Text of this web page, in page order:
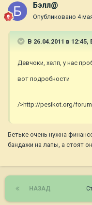
Бэлл@
Опубликовано 4
В 26.04.2011 в 12:45,
Девчоки, хелп, у нас
вот подробности
/>http://pesikot.org/
Бетьке очень нужна
бандажи на лапы, а стоят
НАЗАД